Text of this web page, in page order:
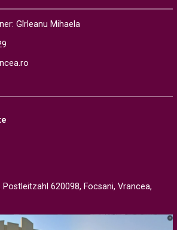
Gîrleanu Mihaela
Postleitzahl 620098, Focsani, Vrancea,